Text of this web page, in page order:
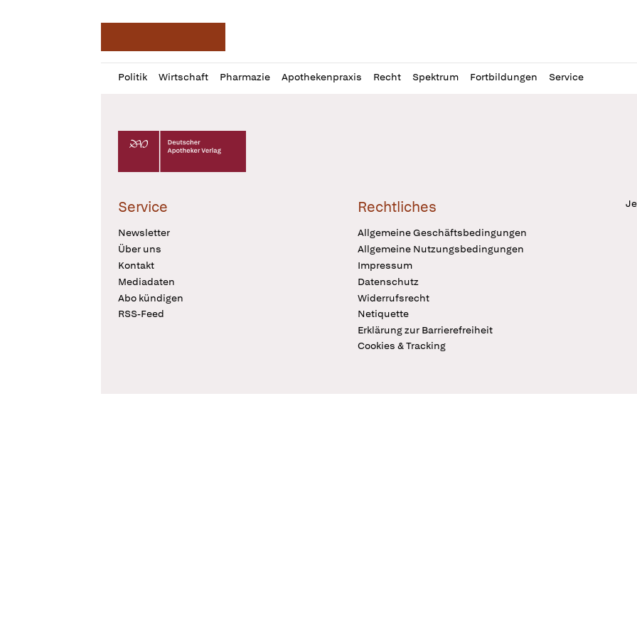
Politik Wirtschaft Pharmazie Apothekenpraxis Recht Spektrum Fortbildungen Service
Profil
öffnen
Daz
Pur
Deutscher Apotheker Verlag Logo
Service
Newsletter
Über uns
Kontakt
Mediadaten
Abo kündigen
RSS-Feed
Rechtliches
Allgemeine Geschäftsbedingungen
Allgemeine Nutzungsbedingungen
Impressum
Datenschutz
Widerrufsrecht
Netiquette
Erklärung zur Barrierefreiheit
Cookies & Tracking